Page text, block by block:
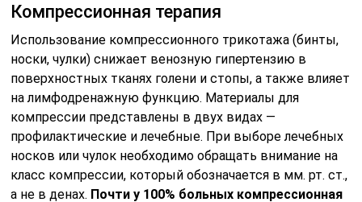
Компрессионная терапия
Использование компрессионного трикотажа (бинты,
носки, чулки) снижает венозную гипертензию в
поверхностных тканях голени и стопы, а также влияет
на лимфодренажную функцию. Материалы для
компрессии представлены в двух видах —
профилактические и лечебные. При выборе лечебных
носков или чулок необходимо обращать внимание на
класс компрессии, который обозначается в мм. рт. ст.,
а не в денах. Почти у 100% больных компрессионная